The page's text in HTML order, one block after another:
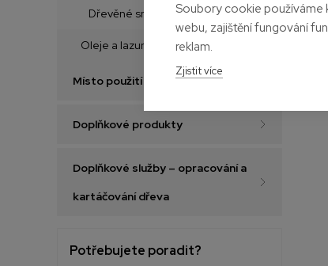
Dřevěné smrkové hranoly
Oleje a lazury na dřevo
Místo použití
Doplňkové produkty
Doplňkové služby – opracování a
kartáčování dřeva
Potřebujete poradit?
Soubory cookie používáme
webu, zajištění fungování
reklam.
Zjistit více